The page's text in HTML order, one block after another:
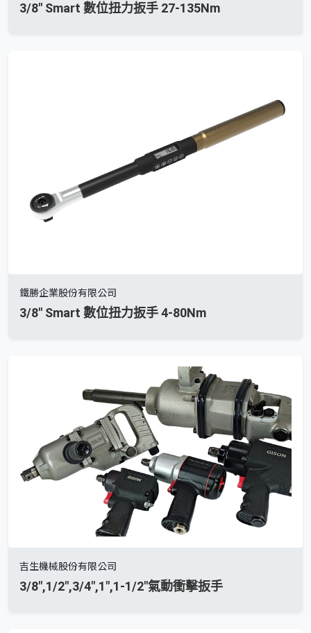
3/8'' Smart 數位扭力扳手 27-135Nm
鐵勝企業股份有限公司
3/8'' Smart 數位扭力扳手 4-80Nm
吉生機械股份有限公司
3/8",1/2",3/4",1",1-1/2"氣動衝擊扳手